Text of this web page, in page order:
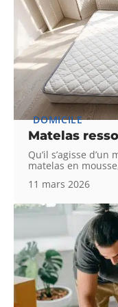
DOMICILE
Matelas
Qu’il s’agisse
matelas en
11 mars 2026